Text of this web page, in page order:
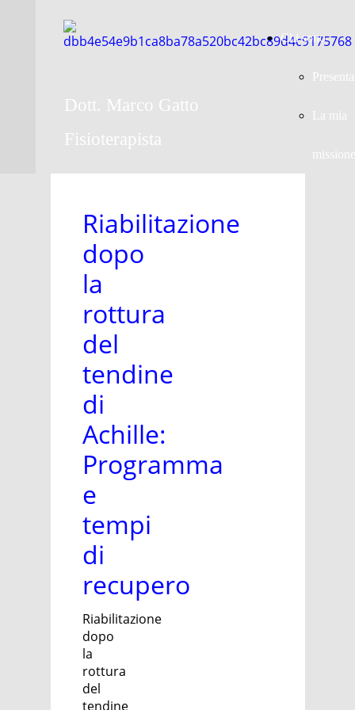
Dott. Marco Gatto
Fisioterapista
Chi sono
La mia
missione
Riabilitazione
dopo
la
rottura
del
tendine
di
Achille:
Programma
e
tempi
di
recupero
Riabilitazione
dopo
la
rottura
del
tendine